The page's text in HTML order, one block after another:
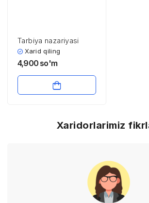
Tarbiya nazariyasi
Xarid qiling
4,900 so'm
Xaridorlarimiz